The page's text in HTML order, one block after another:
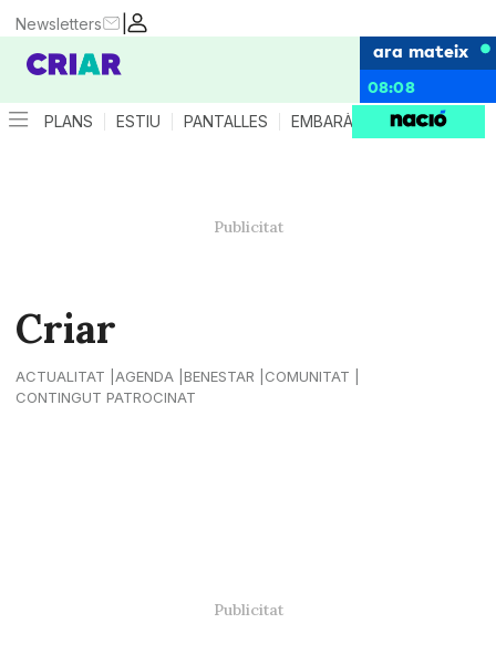
|
Newsletters
ara mateix
08:08
PLANS ESTIU PANTALLES EMBARÀS CRIANÇA
Criar
ACTUALITAT AGENDA BENESTAR
COMUNITAT
CONTINGUT PATROCINAT